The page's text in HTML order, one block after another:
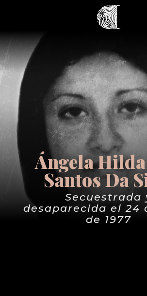
Ángela
Santos Da
Secuestrada
desaparecida el 24
de 1977